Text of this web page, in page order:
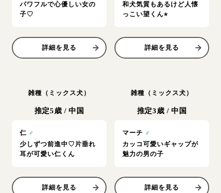
パワフルで心優しい女の
子♡
詳細を見る
和犬気質もあるけど人懐
っこい望くん⭐︎
詳細を見る
雑種（ミックス犬）
推定5歳 / 中国
仁 ♂
少しずつ前進中♡片垂れ
耳が可愛い仁くん
詳細を見る
雑種（ミックス犬）
推定3歳 / 中国
マーチ ♂
カッコ可愛いギャップが
魅力の男の子
詳細を見る